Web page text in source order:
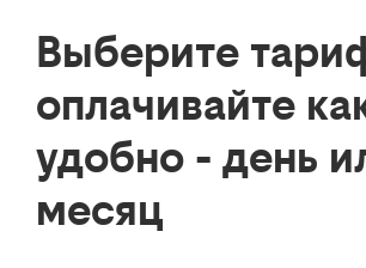
Выберите
оплачивайте
удобно - день
месяц